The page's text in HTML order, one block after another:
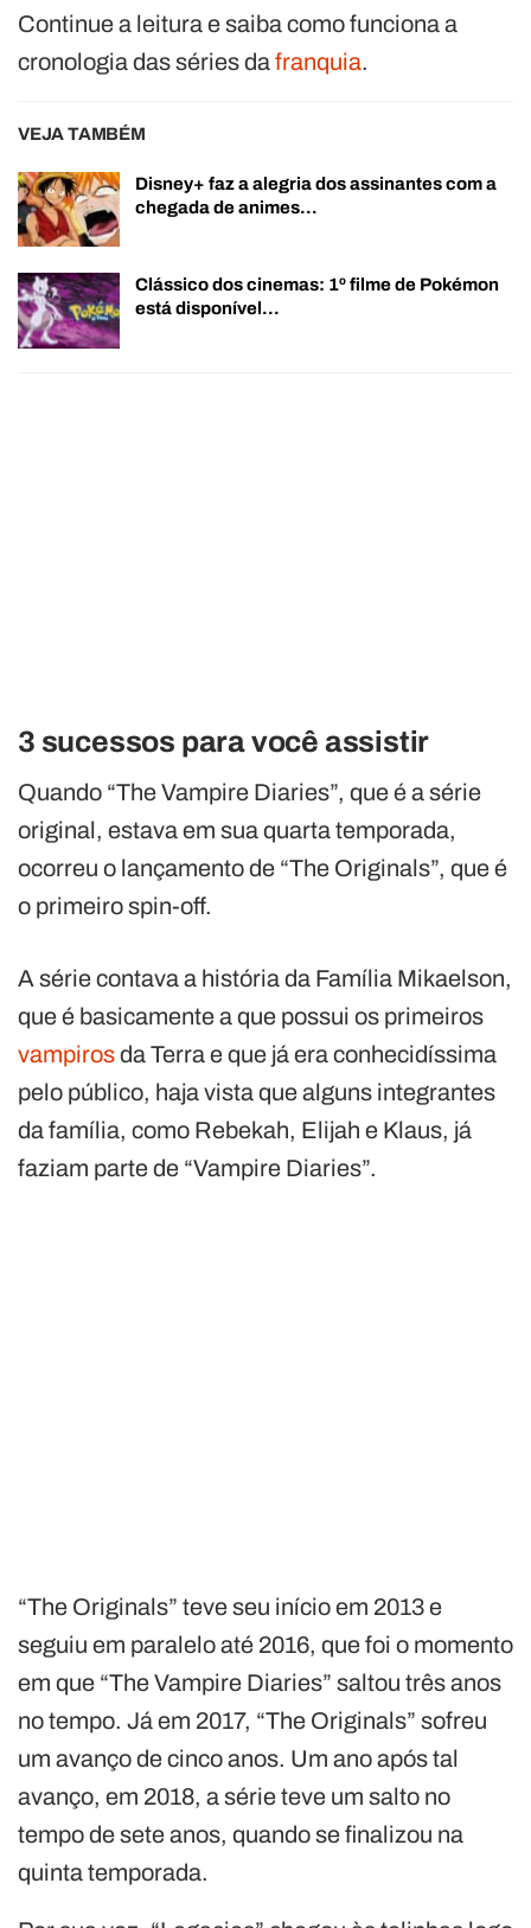
Continue a leitura e saiba como funciona a
cronologia das séries dafranquia.
VEJA TAMBÉM
Disney+ faz a alegria dos assinantes com a
chegada de animes…
Clássico dos cinemas: 1º filme de Pokémon
está disponível…
3 sucessos para você assistir
Quando “The Vampire Diaries”, que é a série
original, estava em sua quarta temporada,
ocorreu o lançamento de “The Originals”, que é
o primeiro spin-off.
A série contava a história da Família Mikaelson,
que é basicamente a que possui os primeiros
vampirosda Terra e que já era conhecidíssima
pelo público, haja vista que alguns integrantes
da família, como Rebekah, Elijah e Klaus, já
faziam parte de “Vampire Diaries”.
“The Originals” teve seu início em 2013 e
seguiu em paralelo até 2016, que foi o momento
em que “The Vampire Diaries” saltou três anos
no tempo. Já em 2017, “The Originals” sofreu
um avanço de cinco anos. Um ano após tal
avanço, em 2018, a série teve um salto no
tempo de sete anos, quando se finalizou na
quinta temporada.